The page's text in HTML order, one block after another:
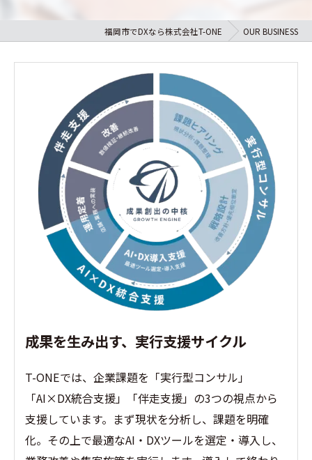
CONTACT
福岡市でDXなら株式会社T-ONE OUR BUSINESS
成果を生み出す、実行支援サイクル
T-ONEでは、企業課題を「実行型コンサル」
「AI×DX統合支援」「伴走支援」の3つの視点から
支援しています。まず現状を分析し、課題を明確
化。その上で最適なAI・DXツールを選定・導入し、